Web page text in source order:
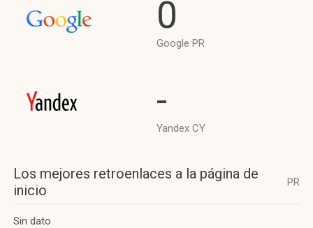
0
Google PR
-
Yandex CY
Los mejores retroenlaces a la página de
inicio
PR
Sin dato